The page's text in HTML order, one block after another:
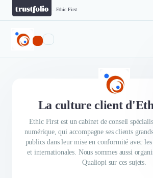
Ethic First
La culture client
Ethic First est un cabinet de conseil
numérique, qui accompagne ses clients
publics dans leur mise en conformité avec
et internationales. Nous sommes aussi
Qualiopi sur ces sujets.